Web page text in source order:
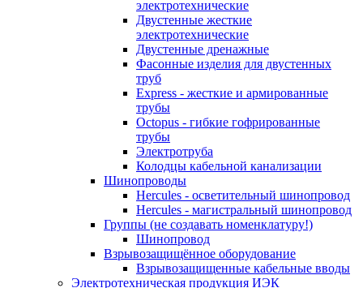
электротехнические
Двустенные жесткие
электротехнические
Двустенные дренажные
Фасонные изделия для двустенных
труб
Express - жесткие и армированные
трубы
Octopus - гибкие гофрированные
трубы
Электротруба
Колодцы кабельной канализации
Шинопроводы
Hercules - осветительный шинопровод
Hercules - магистральный шинопровод
Группы (не создавать номенклатуру!)
Шинопровод
Взрывозащищённое оборудование
Взрывозащищенные кабельные вводы
Электротехническая продукция ИЭК